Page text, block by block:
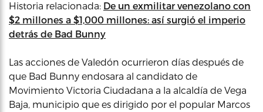
Historia relacionada: De un exmilitar venezolano con
$2 millones a $1,000 millones: así surgió el imperio
detrás de Bad Bunny
Las acciones de Valedón ocurrieron días después de
que Bad Bunny endosara al candidato de
Movimiento Victoria Ciudadana a la alcaldía de Vega
Baja, municipio que es dirigido por el popular Marcos